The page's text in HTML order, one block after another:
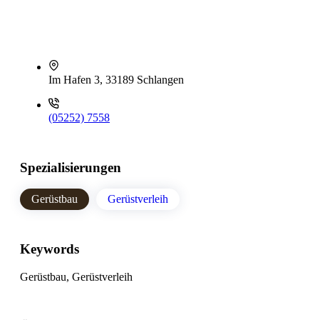
Im Hafen 3, 33189 Schlangen
(05252) 7558
Spezialisierungen
Gerüstbau Gerüstverleih
Keywords
Gerüstbau, Gerüstverleih